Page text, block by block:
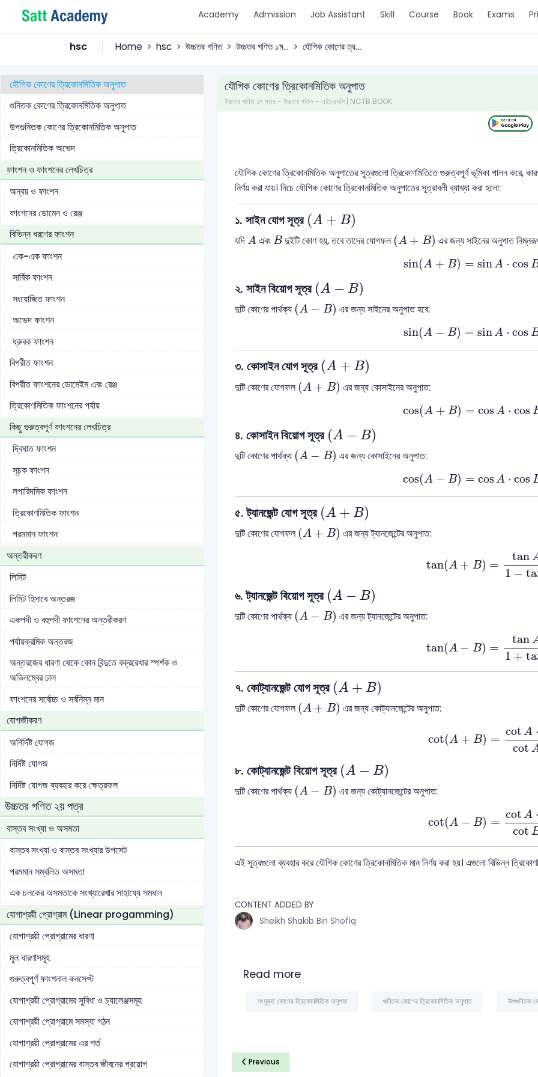
Academy Admission Job Assistant Skill Course Book Exams
hsc Home hsc উচ্চতর গণিত উচ্চতর গণিত ১ম... যৌগিক কোণের ত্র...
ত্রিকোণমিতিক ফাংশন এবং তাদের সংজ্ঞা
সংযুক্ত কোণের ত্রিকোণমিতিক অনুপাত
যৌগিক কোণের ত্রিকোনমিতিক অনুপাত
গুনিতক কোণের ত্রিকোনমিতিক অনুপাত
উপগুনিতক কোণের ত্রিকোনমিতিক অনুপাত
ত্রিকোনমিতিক অভেদ
ফাংশন ও ফাংশনের লেখচিত্র
অন্বয় ও ফাংশন
ফাংশনের ডোমেন ও রেঞ্জ
বিভিন্ন ধরণের ফাংশন
এক-এক ফাংশন
সার্বিক ফাংশন
সংযোজিত ফাংশন
অভেদ ফাংশন
ধ্রুবক ফাংশন
বিপরীত ফাংশন
বিপরীত ফাংশনের ডোমেইম এবং রেঞ্জ
ত্রিকোণমিতিক ফাংশনের পর্যায়
কিছু গুরুত্বপূর্ণ ফাংশনের লেখচিত্র
দ্বিঘাত ফাংশন
সূচক ফাংশন
লগারিদমিক ফাংশন
ত্রিকোণমিতিক ফাংশন
পরমমান ফাংশন
অন্তরীকরণ
লিমিট
লিমিট হিসাবে অন্তরজ
একপদী ও বহুপদী ফাংশনের অন্তরীকরণ
পর্যায়ক্রমিক অন্তরজ
অন্তরজের ধারণা থেকে কোন বিন্দুতে বক্ররেখার স্পর্শক ও
অভিলম্বের ঢাল
ফাংশনের সর্বোচ্চ ও সর্বনিম্ন মান
যোগজীকরণ
অনির্দিষ্ট যোগজ
নির্দিষ্ট যোগজ
নির্দিষ্ট যোগজ ব্যবহার করে ক্ষেত্রফল
উচ্চতর গণিত ২য় পত্র
বাস্তব সংখ্যা ও অসমতা
বাস্তব সংখ্যা ও বাস্তব সংখ্যার উপসেট
পরমমান সম্বলিত অসমতা
এক চলকের অসমতাকে সংখ্যারেখার সাহায্যে সমধান
যোগাশ্রয়ী প্রোগ্রাম (Linear progamming)
যোগাশ্রয়ী প্রোগ্রামের ধারণা
মূল ধারণাসমূহ
গুরুত্বপূর্ণ ফাংশনাল কনসেপ্ট
যোগাশ্রয়ী প্রোগ্রামের সুবিধা ও চ্যালেঞ্জসমূহ
যোগাশ্রয়ী প্রোগ্রামে সমস্যা গঠন
যোগাশ্রয়ী প্রোগ্রামের এর শর্ত
যোগাশ্রয়ী প্রোগ্রামের বাস্তব জীবনের প্রয়োগ
যৌগিক কোণের ত্রিকোনমিতিক অনুপাত
উচ্চতর গণিত ১ম পত্র - উচ্চতর গণিত - এইচএসসি | NCTB BOOK
যৌগিক কোণের ত্রিকোনমিতিক অনুপাতের সূত্রগুলো ত্রিকোণমিতিতে গুরুত্বপূর্ণ ভূমিকা পালন করে,
নির্ণয় করা যায়। নিচে যৌগিক কোণের ত্রিকোনমিতিক অনুপাতের সূত্রাবলী ব্যাখ্যা করা হলো:
১. সাইন যোগ সূত্র (A + B)
( A + )
যদি A
A এবং B
B দুইটি কোণ হয়, তবে তাদের যোগফল (A + B)
( A + )
এর জন্য সাইনের অনুপাত
sin(A + B) = sinA ⋅ cos
sin ( +B =sin A cos B
২. সাইন বিয়োগ সূত্র (A − B)
( A )
দুটি কোণের পার্থক্য (A − B)
( A )
এর জন্য সাইনের অনুপাত হবে:
sin(A − B) = sinA ⋅ cos
sin A−B =sin A cos B
৩. কোসাইন যোগ সূত্র (A + B)
( A + )
দুটি কোণের যোগফল (A + B)
( A + )
এর জন্য কোসাইনের অনুপাত:
cos(A + B) = cos A ⋅ cos
cos ( A+ =cos ⋅cos
৪. কোসাইন বিয়োগ সূত্র (A − B)
( A )
দুটি কোণের পার্থক্য (A − B)
( A )
এর জন্য কোসাইনের অনুপাত:
cos(A − B) = cos A ⋅ cos
cos A−B =cosA cos
৫. ট্যানজেন্ট যোগ সূত্র (A + B)
( A + )
দুটি কোণের যোগফল (A + B)
( A + ) এর জন্য ট্যানজেন্টের অনুপাত:
tan(A + B) =
tan
1 −
A+
৬. ট্যানজেন্ট বিয়োগ সূত্র (A − B)
( A )
দুটি কোণের পার্থক্য (A − B)
( A ) এর জন্য ট্যানজেন্টের অনুপাত:
tan(A − B) =
tan
1 +
A−
৭. কোট্যানজেন্ট যোগ সূত্র (A + B)
( A + )
দুটি কোণের যোগফল (A + B)
( A + ) এর জন্য কোট্যানজেন্টের অনুপাত:
cot(A + B) =
cot A ⋅
cot
cotA⋅
৮. কোট্যানজেন্ট বিয়োগ সূত্র (A − B)
( A )
দুটি কোণের পার্থক্য (A − B)
( A ) এর জন্য কোট্যানজেন্টের অনুপাত:
cot(A − B) =
cot A ⋅
cot
cotA⋅cot
এই সূত্রগুলো ব্যবহার করে যৌগিক কোণের ত্রিকোনমিতিক মান নির্ণয় করা হয়। এগুলো বিভিন্ন
CONTENT ADDED BY
Sheikh Shakib Bin Shofiq
Read more
সংযুক্ত কোণের ত্রিকোনমিতিক অনুপাত গুনিতক কোণের ত্রিকোনমিতিক অনুপাত উপগুনিতক
Previous